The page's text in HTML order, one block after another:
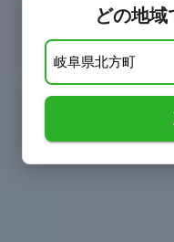
どの地域